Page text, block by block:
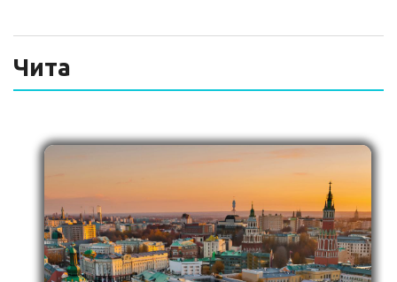
СТРОИТЕЛЬНЫЙ АУДИТ
О НАС
ПРЕССА
Чита